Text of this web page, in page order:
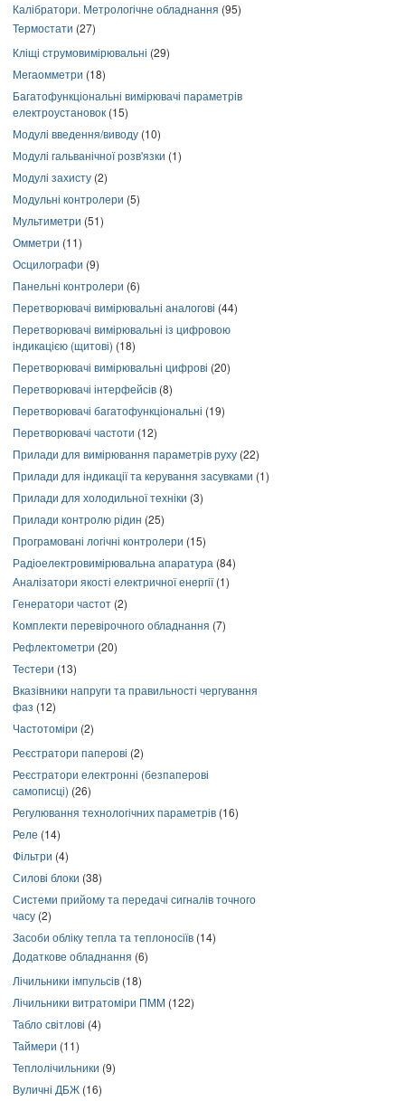
Калібратори. Метрологічне обладнання (95)
Термостати (27)
Кліщі струмовимірювальні (29)
Мегаомметри (18)
Багатофункціональні вимірювачі параметрів
електроустановок (15)
Модулі введення/виводу (10)
Модулі гальванічної розв'язки (1)
Модулі захисту (2)
Модульні контролери (5)
Мультиметри (51)
Омметри (11)
Осцилографи (9)
Панельні контролери (6)
Перетворювачі вимірювальні аналогові (44)
Перетворювачі вимірювальні із цифровою
індикацією (щитові) (18)
Перетворювачі вимірювальні цифрові (20)
Перетворювачі інтерфейсів (8)
Перетворювачі багатофункціональні (19)
Перетворювачі частоти (12)
Прилади для вимірювання параметрів руху (22)
Прилади для індикації та керування засувками (1)
Прилади для холодильної техніки (3)
Прилади контролю рідин (25)
Програмовані логічні контролери (15)
Радіоелектровимірювальна апаратура (84)
Аналізатори якості електричної енергії(1)
Генератори частот (2)
Комплекти перевірочного обладнання (7)
Рефлектометри (20)
Тестери (13)
Вказівники напруги та правильності чергування
фаз (12)
Частотоміри (2)
Реєстратори паперові (2)
Реєстратори електронні (безпаперові
самописці) (26)
Регулювання технологічних параметрів (16)
Реле (14)
Фільтри (4)
Силові блоки (38)
Системи прийому та передачі сигналів точного
часу (2)
Засоби обліку тепла та теплоносіїв (14)
Додаткове обладнання (6)
Лічильники імпульсів (18)
Лічильники витратоміри ПММ (122)
Табло світлові (4)
Таймери (11)
Теплолічильники (9)
Вуличні ДБЖ (16)